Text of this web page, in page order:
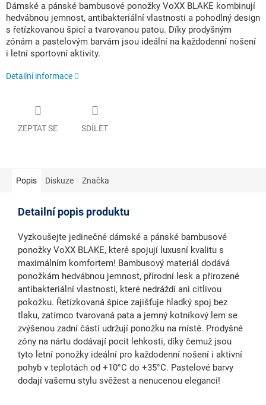
Dámské a pánské bambusové ponožky VoXX BLAKE kombinují
hedvábnou jemnost, antibakteriální vlastnosti a pohodlný design
s řetízkovanou špicí a tvarovanou patou. Díky prodyšným
zónám a pastelovým barvám jsou ideální na každodenní nošení
i letní sportovní aktivity.
Detailní informace
ZEPTAT SE SDÍLET
Popis Diskuze Značka
Detailní popis produktu
Vyzkoušejte jedinečné dámské a pánské bambusové
ponožky VoXX BLAKE, které spojují luxusní kvalitu s
maximálním komfortem! Bambusový materiál dodává
ponožkám hedvábnou jemnost, přírodní lesk a přirozené
antibakteriální vlastnosti, které nedráždí ani citlivou
pokožku. Řetízkovaná špice zajišťuje hladký spoj bez
tlaku, zatímco tvarovaná pata a jemný kotníkový lem se
zvýšenou zadní částí udržují ponožku na místě. Prodyšné
zóny na nártu dodávají pocit lehkosti, díky čemuž jsou
tyto letní ponožky ideální pro každodenní nošení i aktivní
pohyb v teplotách od +10°C do +35°C. Pastelové barvy
dodají vašemu stylu svěžest a nenucenou eleganci!